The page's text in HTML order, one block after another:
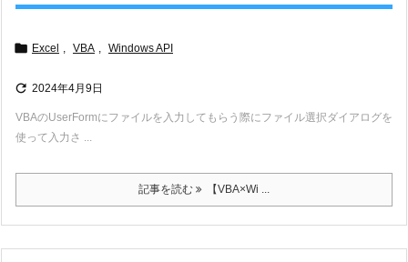
 Excel , VBA , Windows API
 2024年4月9日
VBAのUserFormにファイルを入力してもらう際にファイル選択ダイアログを
使って入力さ ...
記事を読む 【VBA×Wi ...